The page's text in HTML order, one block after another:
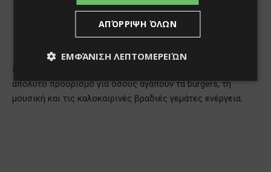
ΑΠΌΡΡΙΨΗ ΌΛΩΝ
ΕΜΦΆΝΙΣΗ ΛΕΠΤΟΜΕΡΕΙΏΝ